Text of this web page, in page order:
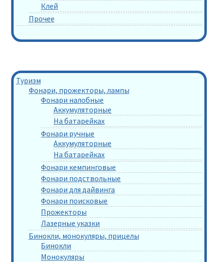
Клей
Прочее
Туризм
Фонари, прожекторы, лампы
Фонари налобные
Аккумуляторные
На батарейках
Фонари ручные
Аккумуляторные
На батарейках
Фонари кемпинговые
Фонари подствольные
Фонари для дайвинга
Фонари поисковые
Прожекторы
Лазерные указки
Бинокли, монокуляры, прицелы
Бинокли
Монокуляры